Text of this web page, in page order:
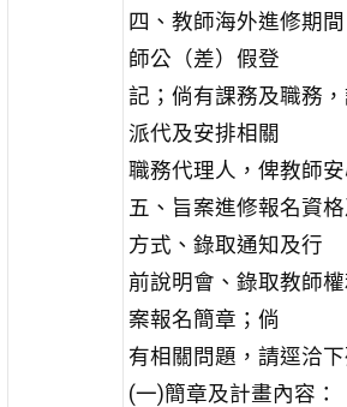
四、教師海外進修期
師公（差）假登
記；倘有課務及職務
派代及安排相關
職務代理人，俾教師
五、旨案進修報名資
方式、錄取通知及行
前說明會、錄取教師
案報名簡章；倘
有相關問題，請逕洽
(一)簡章及計畫內容：